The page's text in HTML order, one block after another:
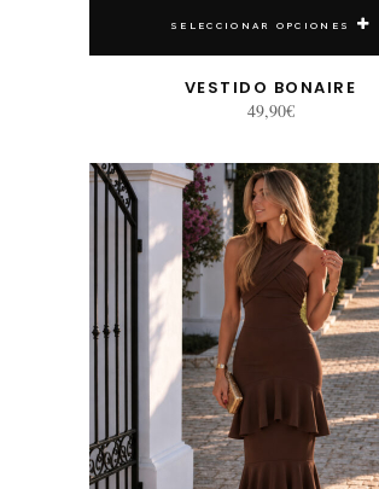
SELECCIONAR OPCIONES
VESTIDO BONAIRE
49,90€